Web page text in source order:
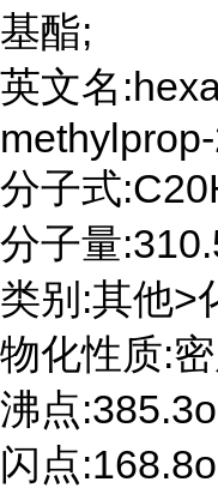
基酯;
英文名
分子式
分子量
类别:其他>
物化性质:
沸点
闪点